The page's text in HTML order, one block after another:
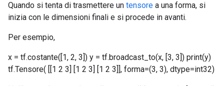
Quando si tenta di trasmettere un tensore a una forma, si
inizia con le dimensioni finali e si procede in avanti.
Per esempio,
x = tf.costante([1, 2, 3]) y = tf.broadcast_to(x, [3, 3]) print(y)
tf.Tensore( [[1 2 3] [1 2 3] [1 2 3]], forma=(3, 3), dtype=int32)